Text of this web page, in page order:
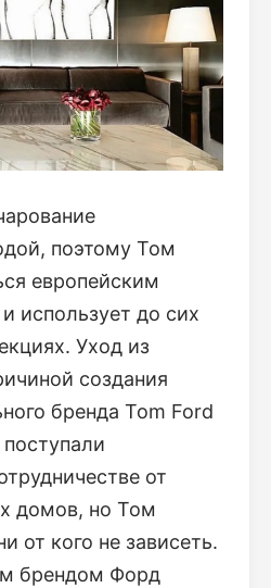
поэтому Том
европейским
использует до сих
Уход из
создания
бренда Tom Ford
от
домов, но Том
от кого не зависеть.
брендом Форд